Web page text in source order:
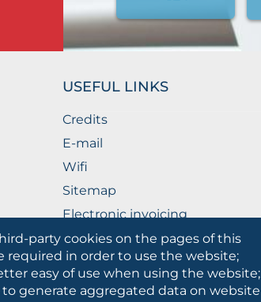
party cookies on the pages of this
required in order to use the website;
easy of use when using the website;
generate aggregated data on website
USEFUL LINKS
Credits
E-mail
Wifi
Sitemap
Electronic invoicing
The Public Relations Office